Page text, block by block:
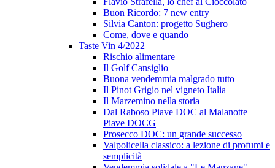
Buon Ricordo: 7 new entry
Silvia Canton: progetto Sughero
Come, dove e quando
Taste Vin 4/2022
Rischio alimentare
Il Golf Cansiglio
Buona vendemmia malgrado tutto
Il Pinot Grigio nel vigneto Italia
Il Marzemino nella storia
Dal Raboso Piave DOC al Malanotte
Piave DOCG
Prosecco DOC: un grande successo
Valpolicella classico: a lezione di profumi e
semplicità